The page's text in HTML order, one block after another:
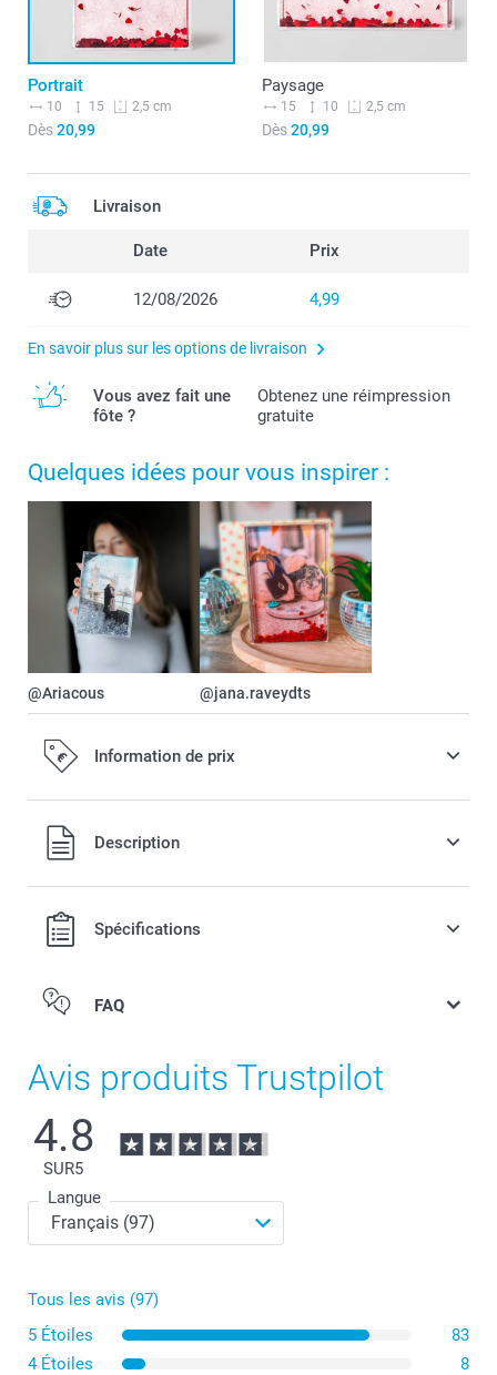
Portrait
10 15 2,5 cm
Dès20,99
Paysage
15 10 2,5 cm
Dès20,99
Livraison
Date Prix
12/08/2026 4,99
En savoir plus sur les options de livraison
Vous avez fait une
fôte ?
Obtenez une réimpression
gratuite
Quelques idées pour vous inspirer :
@Ariacous @jana.raveydts
Information de prix
Tous les prix sont en EURO (€), TVA incluse et hors frais de
port.
Description
Spécifications
FAQ
Avis produits Trustpilot
4.8
SUR5
Langue
Tous les avis (97)
5 Étoiles
83
4 Étoiles
8